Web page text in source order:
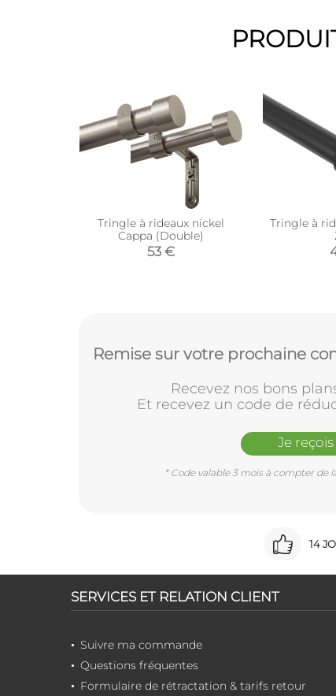
Tringle à rideaux nickel
Cappa (Double)
53 €
Tringle à
Remise sur votre prochaine
Recevez nos bons
Et recevez un code de
Je
* Code valable 3 mois à compter de
14
SERVICES ET RELATION CLIENT
Suivre ma commande
Questions fréquentes
Formulaire de rétractation & tarifs retour